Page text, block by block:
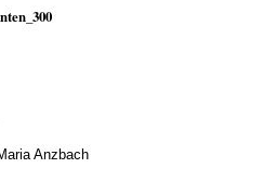
Anzbach